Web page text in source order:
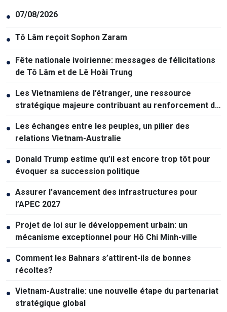
● 07/08/2026
● Tô Lâm reçoit Sophon Zaram
● Fête nationale ivoirienne: messages de félicitations
de Tô Lâm et de Lê Hoài Trung
● Les Vietnamiens de l’étranger, une ressource
stratégique majeure contribuant au renforcement de
la puissance nationale
● Les échanges entre les peuples, un pilier des
relations Vietnam-Australie
● Donald Trump estime qu’il est encore trop tôt pour
évoquer sa succession politique
● Assurer l’avancement des infrastructures pour
l’APEC 2027
● Projet de loi sur le développement urbain: un
mécanisme exceptionnel pour Hô Chi Minh-ville
● Comment les Bahnars s’attirent-ils de bonnes
récoltes?
● Vietnam-Australie: une nouvelle étape du partenariat
stratégique global